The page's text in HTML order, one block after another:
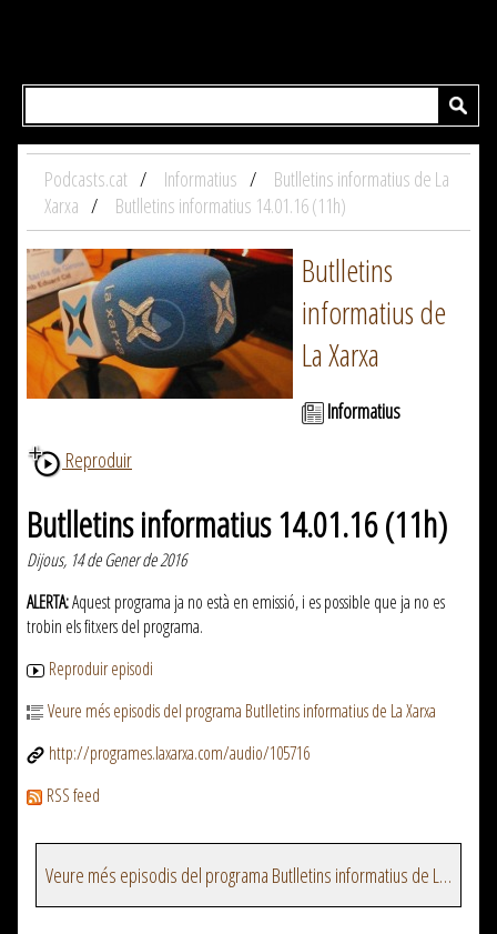
Podcasts.cat Informatius
Butlletins informatius de La
Xarxa
Butlletins informatius 14.01.16 (11h)
Butlletins
informatius de
La Xarxa
Informatius
Reproduir
Butlletins informatius 14.01.16 (11h)
Dijous, 14 de Gener de 2016
ALERTA:Aquest programa ja no està en emissió, i es possible que ja no es
trobin els fitxers del programa.
Reproduir episodi
Veure més episodis del programa Butlletins informatius de La Xarxa
http://programes.laxarxa.com/audio/105716
RSS feed
Veure més episodis del programa Butlletins informatius de La Xarxa